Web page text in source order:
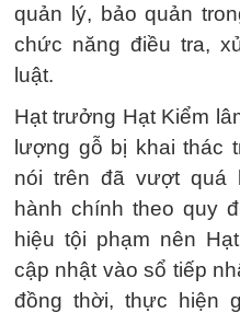
quản lý, bảo quản
chức năng điều tra,
luật.
Hạt trưởng Hạt Kiểm
lượng gỗ bị khai thác
nói trên đã vượt quá
hành chính theo quy
hiệu tội phạm nên
cập nhật vào sổ tiếp
đồng thời, thực hiện